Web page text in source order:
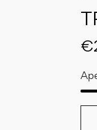
€